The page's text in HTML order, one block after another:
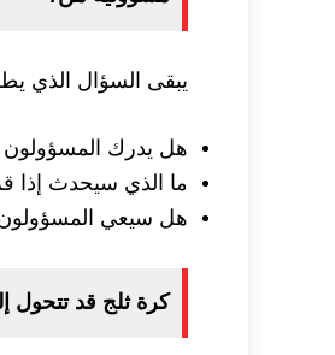
يبقى السؤال الذي
هل يدرك المسؤولون
ما الذي سيحدث إذا
هل سيعي المسؤولون
كرة ثلج قد تتحول